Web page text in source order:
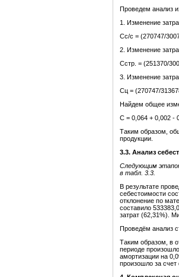
Проведем анализ
1. Изменение
Сс/с = (270747/
2. Изменение
Сстр. = (251370/
3. Изменение
Сц = (270747/
Найдем общее
С = 0,064 + 0,002 -
Таким образом,
продукции.
3.3. Анализ
Следующим
в табл. 3.3.
В результате
себестоимости
отклонение по
составило
затрат (62,31%).
Проведём анализ
Таким образом, в
периоде
амортизации на
произошло за счет